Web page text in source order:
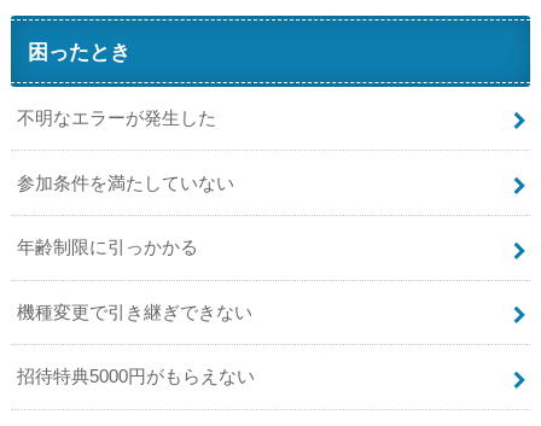
困ったとき
不明なエラーが発生した
参加条件を満たしていない
年齢制限に引っかかる
機種変更で引き継ぎできない
招待特典5000円がもらえない